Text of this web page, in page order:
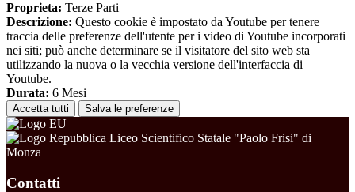
Proprieta: Terze Parti
Descrizione: Questo cookie è impostato da Youtube per tenere
traccia delle preferenze dell'utente per i video di Youtube incorporati
nei siti; può anche determinare se il visitatore del sito web sta
utilizzando la nuova o la vecchia versione dell'interfaccia di
Youtube.
Durata: 6 Mesi
Accetta tutti Salva le preferenze
Liceo Scientifico Statale "Paolo Frisi" di
Monza
Contatti